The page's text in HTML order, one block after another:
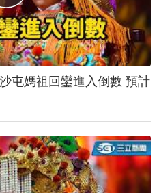
屯媽祖回鑾進入倒數 預計